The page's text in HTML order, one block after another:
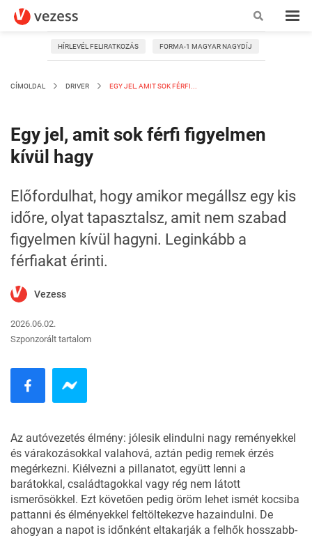
HÍRLEVÉL FELIRATKOZÁS FORMA-1 MAGYAR NAGYDÍJ
CÍMOLDAL DRIVER EGY JEL, AMIT SOK FÉRFI...
Egy jel, amit sok férfi figyelmen
kívül hagy
Előfordulhat, hogy amikor megállsz egy kis
időre, olyat tapasztalsz, amit nem szabad
figyelmen kívül hagyni. Leginkább a
férfiakat érinti.
Vezess
2026.06.02.
Szponzorált tartalom
Az autóvezetés élmény: jólesik elindulni nagy reményekkel
és várakozásokkal valahová, aztán pedig remek érzés
megérkezni. Kiélvezni a pillanatot, együtt lenni a
barátokkal, családtagokkal vagy rég nem látott
ismerősökkel. Ezt követően pedig öröm lehet ismét kocsiba
pattanni és élményekkel feltöltekezve hazaindulni. De
ahogyan a napot is időnként eltakarják a felhők hosszabb-